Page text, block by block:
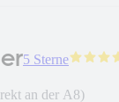
5 Sterne
an der A8)